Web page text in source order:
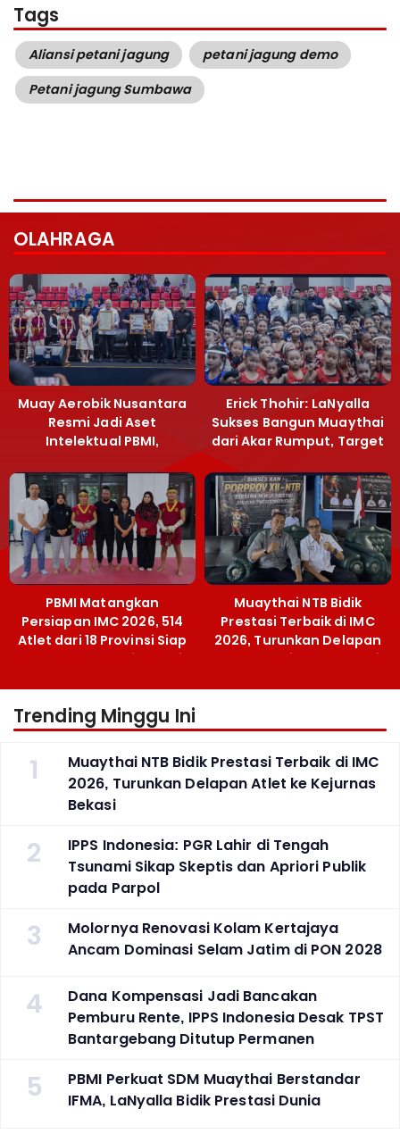
Tags
Aliansi petani jagung
petani jagung demo
Petani jagung Sumbawa
OLAHRAGA
Muay Aerobik Nusantara
Resmi Jadi Aset
Intelektual PBMI,
Terobosan Bangun
Grassroots
Erick Thohir: LaNyalla
Sukses Bangun Muaythai
dari Akar Rumput, Target
PBMI Matangkan
Persiapan IMC 2026, 514
Atlet dari 18 Provinsi Siap
Berlaga Besok di Bekasi
Muaythai NTB Bidik
Prestasi Terbaik di IMC
2026, Turunkan Delapan
Atlet ke Kejurnas Bekasi
Trending Minggu Ini
1
Muaythai NTB Bidik Prestasi Terbaik di IMC
2026, Turunkan Delapan Atlet ke Kejurnas
Bekasi
2
IPPS Indonesia: PGR Lahir di Tengah
Tsunami Sikap Skeptis dan Apriori Publik
pada Parpol
3
Molornya Renovasi Kolam Kertajaya
Ancam Dominasi Selam Jatim di PON 2028
4
Dana Kompensasi Jadi Bancakan
Pemburu Rente, IPPS Indonesia Desak TPST
Bantargebang Ditutup Permanen
5
PBMI Perkuat SDM Muaythai Berstandar
IFMA, LaNyalla Bidik Prestasi Dunia